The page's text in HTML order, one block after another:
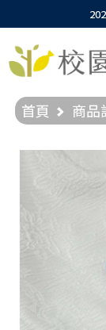
首頁 商品